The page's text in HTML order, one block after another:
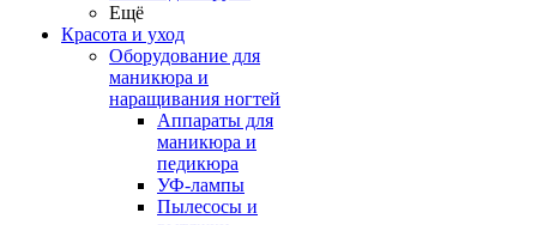
Ещё
Красота и уход
Оборудование для
маникюра и
наращивания ногтей
Аппараты для
маникюра и
педикюра
УФ-лампы
Пылесосы и